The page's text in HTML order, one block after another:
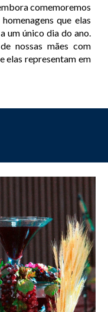
comemoremos
que elas
um único dia do ano.
nossas mães com
elas representam em